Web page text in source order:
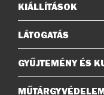
Oldaltérkép
KIÁLLÍTÁSOK
LÁTOGATÁS
GYŰJTEMÉNY ÉS